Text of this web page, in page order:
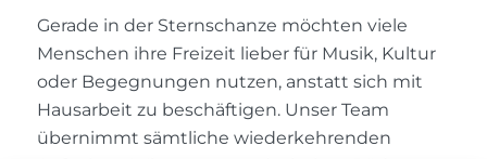
Gerade in der Sternschanze möchten viele
Menschen ihre Freizeit lieber für Musik, Kultur
oder Begegnungen nutzen, anstatt sich mit
Hausarbeit zu beschäftigen. Unser Team
übernimmt sämtliche wiederkehrenden